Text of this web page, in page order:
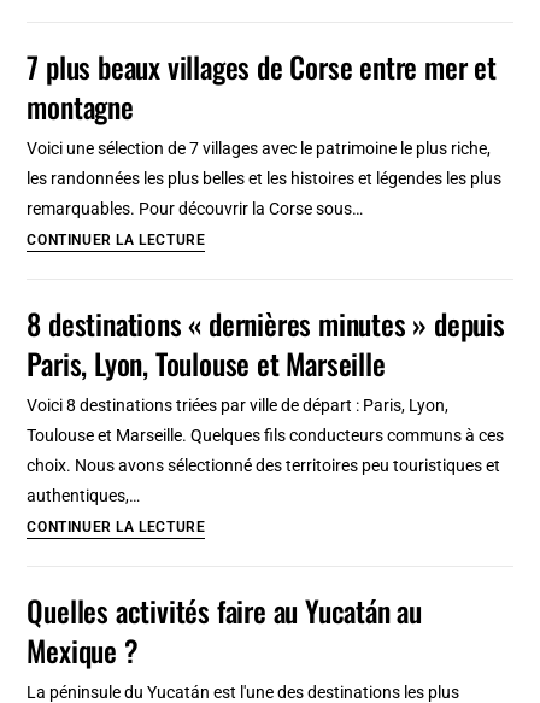
parcs
de
7 plus beaux villages de Corse entre mer et
montagne
Voici une sélection de 7 villages avec le patrimoine le plus riche,
les randonnées les plus belles et les histoires et légendes les plus
remarquables. Pour découvrir la Corse sous…
CONTINUER LA LECTURE7
villages
de
entre
mer
8 destinations « dernières minutes » depuis
Paris, Lyon, Toulouse et Marseille
Voici 8 destinations triées par ville de départ : Paris, Lyon,
Toulouse et Marseille. Quelques fils conducteurs communs à ces
choix. Nous avons sélectionné des territoires peu touristiques et
authentiques,…
CONTINUER LA LECTURE8
minutes »
Quelles activités faire au Yucatán au
Mexique ?
La péninsule du Yucatán est l'une des destinations les plus